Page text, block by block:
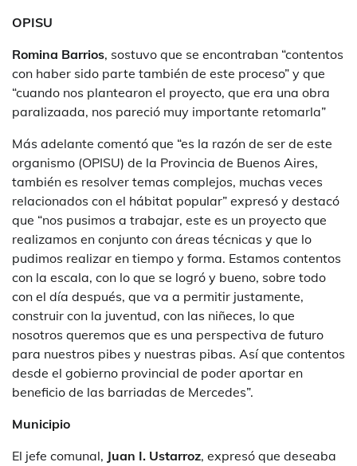
OPISU
Romina Barrios, sostuvo que se encontraban “contentos
con haber sido parte también de este proceso” y que
“cuando nos plantearon el proyecto, que era una obra
paralizaada, nos pareció muy importante retomarla”
Más adelante comentó que “es la razón de ser de este
organismo (OPISU) de la Provincia de Buenos Aires,
también es resolver temas complejos, muchas veces
relacionados con el hábitat popular” expresó y destacó
que “nos pusimos a trabajar, este es un proyecto que
realizamos en conjunto con áreas técnicas y que lo
pudimos realizar en tiempo y forma. Estamos contentos
con la escala, con lo que se logró y bueno, sobre todo
con el día después, que va a permitir justamente,
construir con la juventud, con las niñeces, lo que
nosotros queremos que es una perspectiva de futuro
para nuestros pibes y nuestras pibas. Así que contentos
desde el gobierno provincial de poder aportar en
beneficio de las barriadas de Mercedes”.
Municipio
El jefe comunal, Juan I. Ustarroz, expresó que deseaba